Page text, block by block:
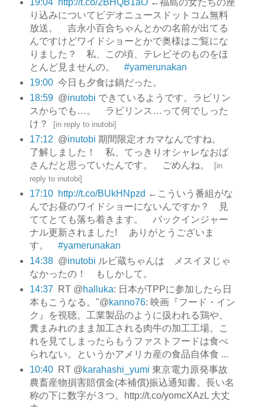
19:04
http://t.co/2BHQB1aO←福島の女たちの座
り込みについてビデオニュースドットコム無料
放送。 吉永小百合ちゃんとかの名前が出てる
んですけどワイドショーとかで奥様はご覧にな
りました？ 私、この頃、テレビそのものをほ
とんど見ませんの。 #yamerunakan
19:00 今日も夕食は鍋だった。
18:59 @inutobi できているようです。ラビリン
スからでも…。 ラビリンス…って何でしった
け？
[in reply to inutobi]
17:12 @inutobi 期間限定オカマなんですね。
了解しました！ 私、てっきりオシャレなおば
さんだと思っていたんです。 ごめんね。
[in
reply to inutobi]
17:10 http://t.co/BUkHNpzd ←こういう番組がな
んでお昼のワイドショーにないんですか？ 見
ててとても落ち着きます。 パックインジャー
ナル更新されました! ありがとうございま
す。 #yamerunakan
14:38 @inutobi ルビ蔵ちゃんは メスイヌじゃ
なかったの！ もしかして。
14:37
RT @halluka: 日本がTPPに参加したら日
本もこうなる。"@kanno76: 映画『フード・イン
ク』を視聴。工業製品のように扱われる鶏や、
糞まみれのまま加工される肉牛の加工工場。こ
れを見てしまったらもうファストフードは食べ
られない。というかアメリカ産の食品自体食 ...
10:40
RT @karahashi_yumi 東京電力原発事故
農畜産物損害賠償金(本補償)振込通知書。長い名
称の下に数字が３つ。http://t.co/yomcXAzL 大丈